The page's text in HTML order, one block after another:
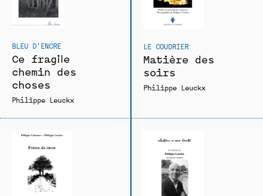
BLEU D'ENCRE
Ce fragile
chemin des
choses
Philippe Leuckx
LE COUDRIER
Matière des
soirs
Philippe Leuckx